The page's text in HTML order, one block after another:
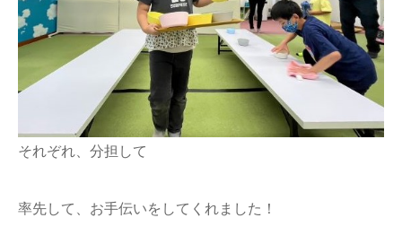
それぞれ、分担して
率先して、お手伝いをしてくれました！